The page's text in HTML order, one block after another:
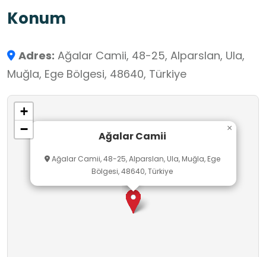
değerlendirilmektedir. Yapı, öğrencilerin tarihî
restorasyon süreçlerini yerinde
gözlemleyebilecekleri nitelikte bir okul dışı
öğrenme ortamı özelliği taşımaktadır. Rehberli
gözlem ve inceleme etkinlikleri aracılığıyla
öğrencilerin tarihsel farkındalık ve kültürel miras
Konum
Adres: Ağalar Camii, 48-25, Alparslan, Ula,
Muğla, Ege Bölgesi, 48640, Türkiye
Ağalar Camii
Ağalar Camii, 48-25, Alparslan, Ula, Muğla, Ege
Bölgesi, 48640, Türkiye
×
+
−